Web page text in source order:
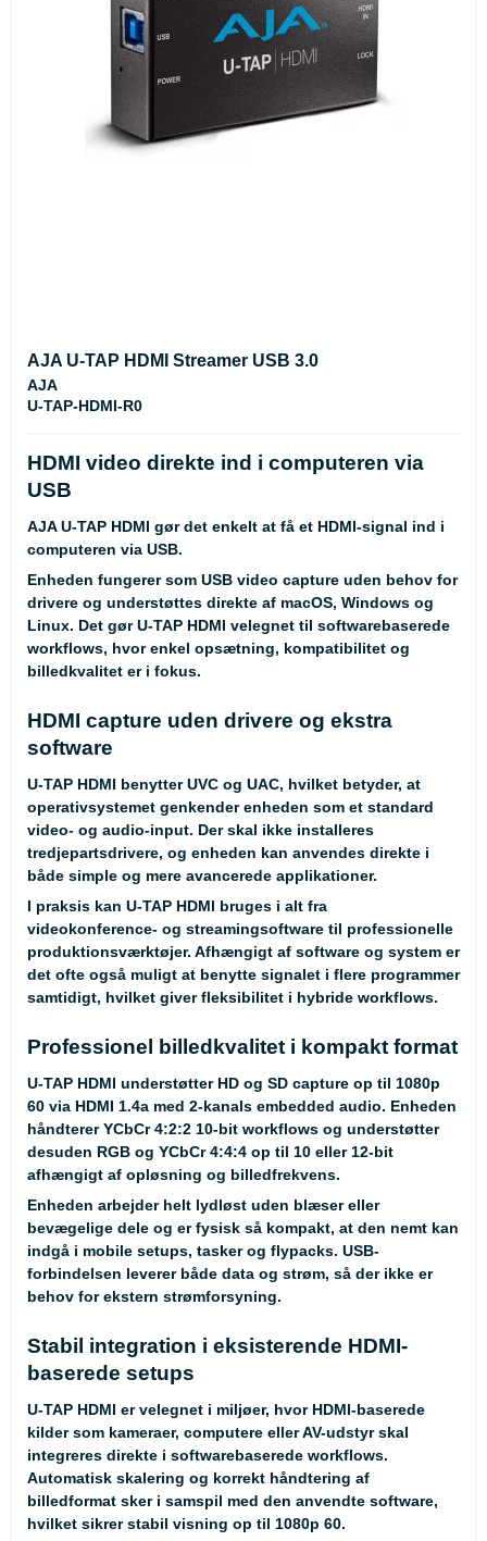
AJA U-TAP HDMI Streamer USB 3.0
AJA
U-TAP-HDMI-R0
HDMI video direkte ind i computeren via
USB
AJA U-TAP HDMI gør det enkelt at få et HDMI-signal ind i
computeren via USB.
Enheden fungerer som USB video capture uden behov for
drivere og understøttes direkte af macOS, Windows og
Linux. Det gør U-TAP HDMI velegnet til softwarebaserede
workflows, hvor enkel opsætning, kompatibilitet og
billedkvalitet er i fokus.
HDMI capture uden drivere og ekstra
software
U-TAP HDMI benytter UVC og UAC, hvilket betyder, at
operativsystemet genkender enheden som et standard
video- og audio-input. Der skal ikke installeres
tredjepartsdrivere, og enheden kan anvendes direkte i
både simple og mere avancerede applikationer.
I praksis kan U-TAP HDMI bruges i alt fra
videokonference- og streamingsoftware til professionelle
produktionsværktøjer. Afhængigt af software og system er
det ofte også muligt at benytte signalet i flere programmer
samtidigt, hvilket giver fleksibilitet i hybride workflows.
Professionel billedkvalitet i kompakt format
U-TAP HDMI understøtter HD og SD capture op til 1080p
60 via HDMI 1.4a med 2-kanals embedded audio. Enheden
håndterer YCbCr 4:2:2 10-bit workflows og understøtter
desuden RGB og YCbCr 4:4:4 op til 10 eller 12-bit
afhængigt af opløsning og billedfrekvens.
Enheden arbejder helt lydløst uden blæser eller
bevægelige dele og er fysisk så kompakt, at den nemt kan
indgå i mobile setups, tasker og flypacks. USB-
forbindelsen leverer både data og strøm, så der ikke er
behov for ekstern strømforsyning.
Stabil integration i eksisterende HDMI-
baserede setups
U-TAP HDMI er velegnet i miljøer, hvor HDMI-baserede
kilder som kameraer, computere eller AV-udstyr skal
integreres direkte i softwarebaserede workflows.
Automatisk skalering og korrekt håndtering af
billedformat sker i samspil med den anvendte software,
hvilket sikrer stabil visning op til 1080p 60.